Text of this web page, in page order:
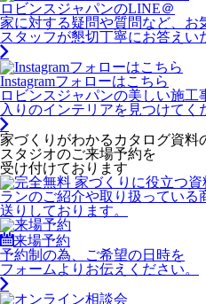
ロビンスジャパンのLINE＠
家に対する疑問や質問など、お
スタッフが懇切丁寧にお答えい
Instagramフォローはこちら
ロビンスジャパンの美しい施
入りのインテリアを見つけてく
家づくりがわかる カタログ資料
スタジオのご来場予約を
受け付けております
来場予約
予約制の為、ご希望の日時を
フォームよりお伝えください。